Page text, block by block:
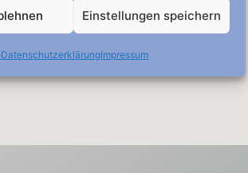
Einstellungen speichern
DatenschutzerklärungImpressum